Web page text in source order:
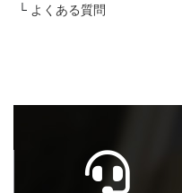
よくある質問